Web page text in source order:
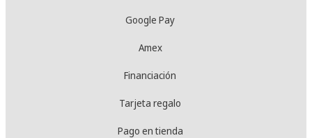
Google Pay
Amex
Financiación
Tarjeta regalo
Pago en tienda